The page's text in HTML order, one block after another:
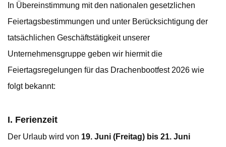
In Übereinstimmung mit den nationalen gesetzlichen
Feiertagsbestimmungen und unter Berücksichtigung der
tatsächlichen Geschäftstätigkeit unserer
Unternehmensgruppe geben wir hiermit die
Feiertagsregelungen für das Drachenbootfest 2026 wie
folgt bekannt:
I. Ferienzeit
Der Urlaub wird von 19. Juni (Freitag) bis 21. Juni